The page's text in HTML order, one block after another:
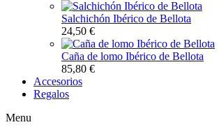
Salchichón Ibérico de Bellota
24,50 €
Caña de lomo Ibérico de Bellota
85,80 €
Accesorios
Regalos
Menu